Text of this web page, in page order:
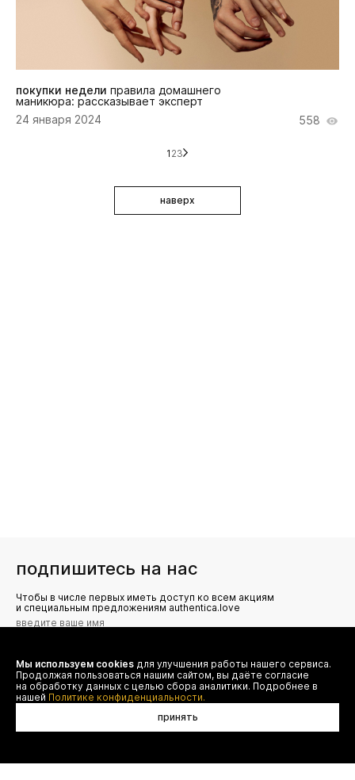
покупки недели правила домашнего
маникюра: рассказывает эксперт
24 января 2024
558
1 23
наверх
подпишитесь на нас
Чтобы в числе первых иметь доступ ко всем акциям
и специальным предложениям authentica.love
Я даю согласие на сбор, обработку и хранение моих
персональных данных (имя, email, телефон) для получения
рекламных и информационных рассылок от ООО 'БТ
Юнайтед', а также ознакомлен(а) с
Политикой конфиденциальности
Мы используем cookies для улучшения работы нашего сервиса.
Продолжая пользоваться нашим сайтом, вы даёте согласие
на обработку данных с целью сбора аналитики. Подробнее в
нашей Политике конфиденциальности.
принять